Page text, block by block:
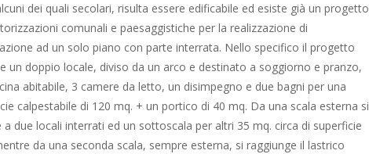
dei quali secolari, risulta essere edificabile ed esiste già un progetto
comunali e paesaggistiche per la realizzazione di
ad un solo piano con parte interrata. Nello specifico il progetto
un doppio locale, diviso da un arco e destinato a soggiorno e pranzo,
abitabile, 3 camere da letto, un disimpegno e due bagni per una
calpestabile di 120 mq. + un portico di 40 mq. Da una scala esterna si
a due locali interrati ed un sottoscala per altri 35 mq. circa di superficie
da una seconda scala, sempre esterna, si raggiunge il lastrico